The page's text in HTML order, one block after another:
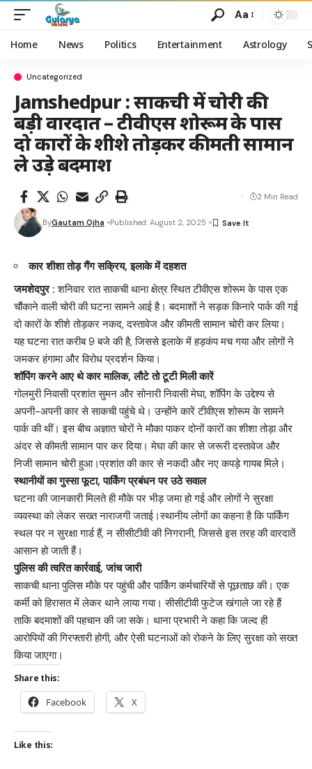
Aa
Home News Politics Entertainment Astrology
Uncategorized
Jamshedpur : साकची में चोरी की
बड़ी वारदात – टीवीएस शोरूम के पास
दो कारों के शीशे तोड़कर कीमती सामान
ले उड़े बदमाश
ByGautam Ojha Published: August 2, 2025
2 Min Read
कार शीशा तोड़ गैंग सक्रिय, इलाके में दहशत
जमशेदपुर :शनिवार रात साकची थाना क्षेत्र स्थित टीवीएस शोरूम के पास एक
चौंकाने वाली चोरी की घटना सामने आई है। बदमाशों ने सड़क किनारे पार्क की गई
दो कारों के शीशे तोड़कर नकद, दस्तावेज और कीमती सामान चोरी कर लिया।
यह घटना रात करीब 9 बजे की है, जिससे इलाके में हड़कंप मच गया और लोगों ने
जमकर हंगामा और विरोध प्रदर्शन किया।
शॉपिंग करने आए थे कार मालिक, लौटे तो टूटी मिली कारें
गोलमुरी निवासी प्रशांत सुमन और सोनारी निवासी मेघा, शॉपिंग के उद्देश्य से
अपनी-अपनी कार से साकची पहुंचे थे। उन्होंने कारें टीवीएस शोरूम के सामने
पार्क की थीं। इस बीच अज्ञात चोरों ने मौका पाकर दोनों कारों का शीशा तोड़ा और
अंदर से कीमती सामान पार कर दिया। मेघा की कार से जरूरी दस्तावेज और
निजी सामान चोरी हुआ।प्रशांत की कार से नकदी और नए कपड़े गायब मिले।
स्थानीयों का गुस्सा फूटा, पार्किंग प्रबंधन पर उठे सवाल
घटना की जानकारी मिलते ही मौके पर भीड़ जमा हो गई और लोगों ने सुरक्षा
व्यवस्था को लेकर सख्त नाराजगी जताई।स्थानीय लोगों का कहना है कि पार्किंग
स्थल पर न सुरक्षा गार्ड हैं, न सीसीटीवी की निगरानी, जिससे इस तरह की वारदातें
आसान हो जाती हैं।
पुलिस की त्वरित कार्रवाई, जांच जारी
साकची थाना पुलिस मौके पर पहुंची और पार्किंग कर्मचारियों से पूछताछ की। एक
कर्मी को हिरासत में लेकर थाने लाया गया। सीसीटीवी फुटेज खंगाले जा रहे हैं
ताकि बदमाशों की पहचान की जा सके। थाना प्रभारी ने कहा कि जल्द ही
आरोपियों की गिरफ्तारी होगी, और ऐसी घटनाओं को रोकने के लिए सुरक्षा को सख्त
किया जाएगा।
Share this:
Facebook X
Like this: